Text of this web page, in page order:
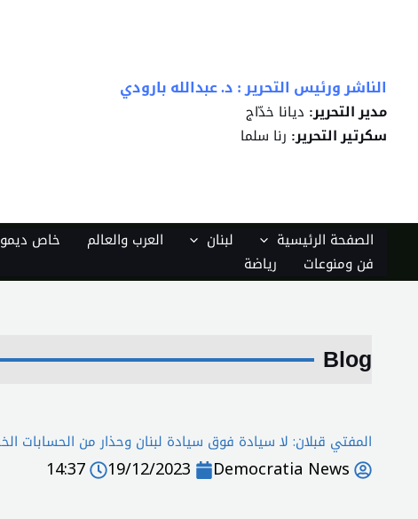
الناشر ورئيس التحرير : د. عبدالله بارودي
مدير التحرير: ديانا خدّاج
سكرتير التحرير: رنا سلما
الصفحة الرئيسية لبنان العرب والعالم خاص
فن ومنوعات
رياضة
Blog
المفتي قبلان: لا سيادة فوق سيادة لبنان وحذار من الحسابات
Democratia News
19/12/2023
14:37